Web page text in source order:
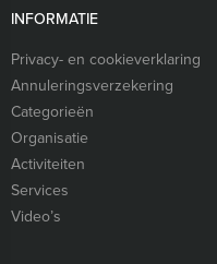
INFORMATIE
Privacy- en cookieverklaring
Annuleringsverzekering
Categorieën
Organisatie
Activiteiten
Services
Video’s